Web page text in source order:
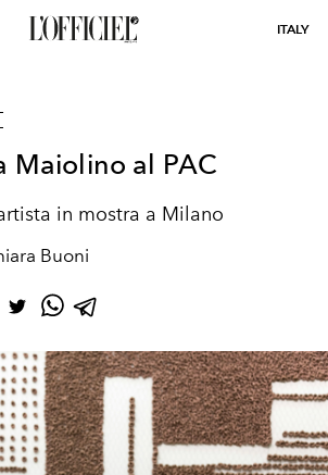
ITALY
Maiolino al PAC
in mostra a Milano
Buoni